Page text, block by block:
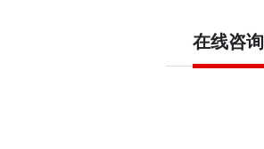
在线咨询